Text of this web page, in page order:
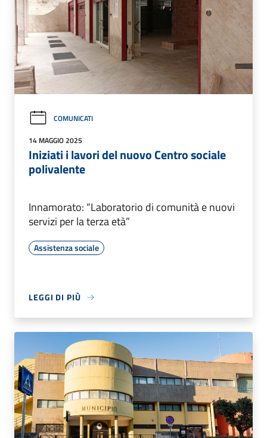
COMUNICATI
14 MAGGIO 2025
Iniziati i lavori del nuovo Centro sociale
polivalente
Innamorato: “Laboratorio di comunità e nuovi
servizi per la terza età”
Assistenza sociale
LEGGI DI PIÙ